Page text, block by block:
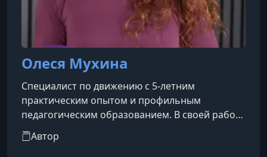
Олеся Мухина
Специалист по движению с 5-летним
практическим опытом и профильным
педагогическим образованием. В своей работе
она опирается на принципы биомеханики,
осознанного движения и постепочного
Автор